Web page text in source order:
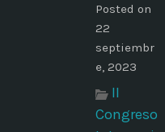
Posted on
22
septiembr
e, 2023
II
Congreso